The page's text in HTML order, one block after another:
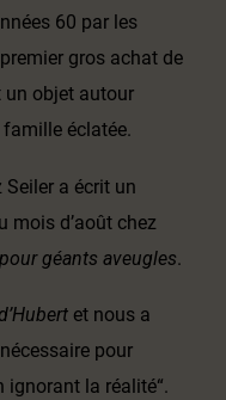
60 par les
gros achat de
un objet autour
éclatée.
Seiler a écrit un
mois d’août chez
géants aveugles.
et nous a
pour
ignorant la réalité“.